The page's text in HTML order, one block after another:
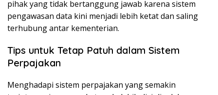
pihak yang tidak bertanggung jawab karena sistem
pengawasan data kini menjadi lebih ketat dan saling
terhubung antar kementerian.
Tips untuk Tetap Patuh dalam Sistem
Perpajakan
Menghadapi sistem perpajakan yang semakin